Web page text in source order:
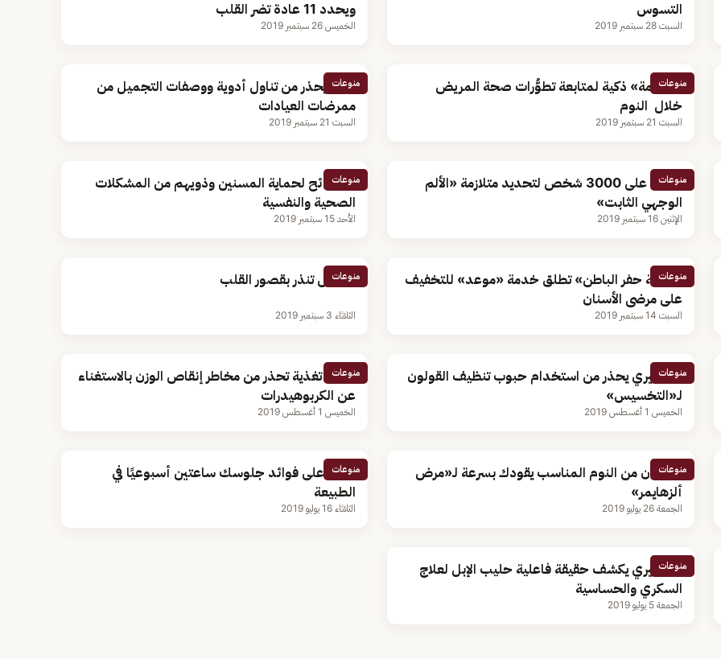
التسوس
السبت 28 سبتمبر 2019
ويحدد 11 عادة تضر القلب
الخميس 26 سبتمبر 2019
منوعات
«بيجامة» ذكية لمتابعة تطوُّرات صحة المريض
خلال النوم
السبت 21 سبتمبر 2019
منوعات
النمر يُحذر من تناول أدوية ووصفات التجميل من
ممرضات العيادات
السبت 21 سبتمبر 2019
منوعات
دراسة على 3000 شخص لتحديد متلازمة «الألم
الوجهي الثابت»
الإثنين 16 سبتمبر 2019
منوعات9 نصائح لحماية المسنين وذويهم من المشكلات
الصحية والنفسية
الأحد 15 سبتمبر 2019
منوعات
«صحة حفر الباطن» تطلق خدمة «موعد» للتخفيف
على مرضى الأسنان
السبت 14 سبتمبر 2019
منوعات
أعراض تنذر بقصور القلب
الثلاثاء 3 سبتمبر 2019
منوعات
الخضيري يحذر من استخدام حبوب تنظيف القولون
لـ«التخسيس»
الخميس 1 أغسطس 2019
منوعات
خبيرة تغذية تحذر من مخاطر إنقاص الوزن بالاستغناء
عن الكربوهيدرات
الخميس 1 أغسطس 2019
منوعات
الحرمان من النوم المناسب يقودك بسرعة لـ«مرض
ألزهايمر»
الجمعة 26 يوليو 2019
منوعات
تعرَّف على فوائد جلوسك ساعتين أسبوعيًا في
الطبيعة
الثلاثاء 16 يوليو 2019
منوعات
الخضيري يكشف حقيقة فاعلية حليب الإبل لعلاج
السكري والحساسية
الجمعة 5 يوليو 2019